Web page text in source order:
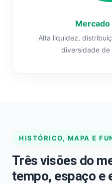
Alta liquidez,
diversidade de
HISTÓRICO, MAPA E
Três visões do
tempo, espaço e